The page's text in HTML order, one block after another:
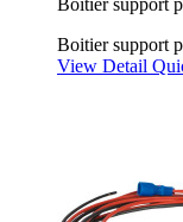
Boitier support
View Detail